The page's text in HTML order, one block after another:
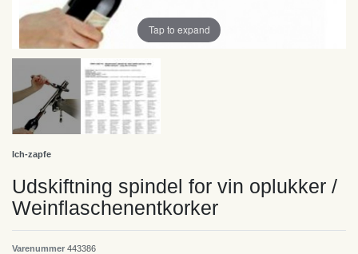
Tap to expand
Ich-zapfe
Udskiftning spindel for vin oplukker /
Weinflaschenentkorker
Varenummer 443386